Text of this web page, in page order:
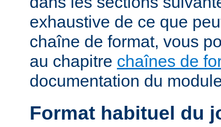
exhaustive de ce que
chaîne de format, vous
au chapitre chaînes de
documentation du
Format habituel du